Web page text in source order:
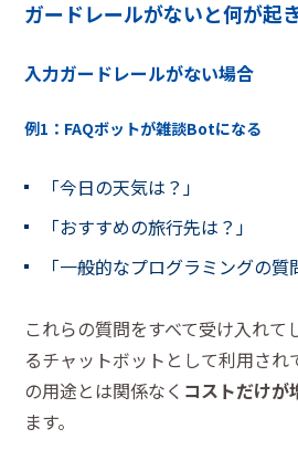
ガードレールがないと何が起
入力ガードレールがない場合
例1：FAQボットが雑談Botになる
「今日の天気は？」
「おすすめの旅行先は？」
「一般的なプログラミングの質
これらの質問をすべて受け入れて
るチャットボットとして利用され
の用途とは関係なく コストだけが
ます。